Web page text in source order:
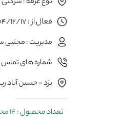
فعال از : 1404/12/17
مدیریت : مجتبی
شماره های تماس :
یزد - حسین آباد
تعداد محصول : 14 محصول